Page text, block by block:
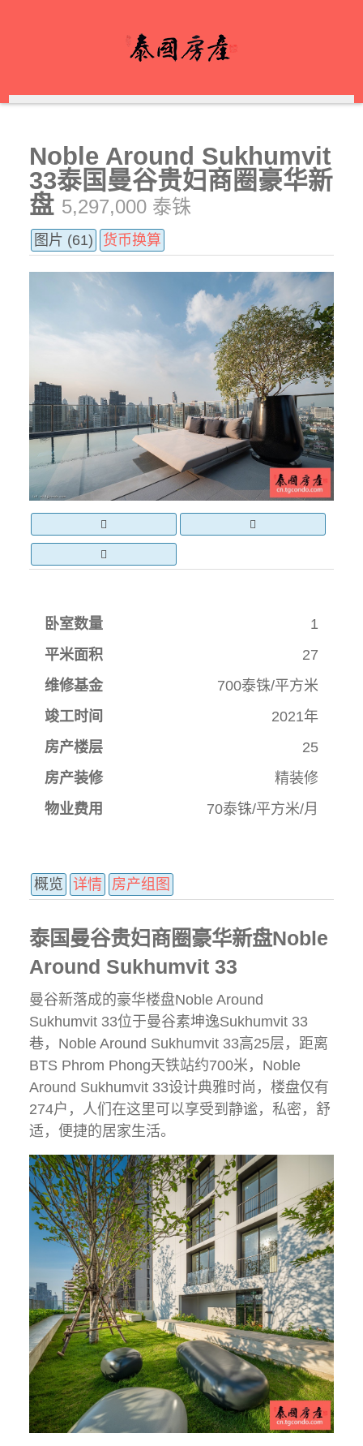
Noble Around Sukhumvit
33泰国曼谷贵妇商圈豪华新
盘 5,297,000 泰铢
图片 (61) 货币换算
卧室数量
1
平米面积
27
维修基金
700泰铢/平方米
竣工时间
2021年
房产楼层
25
房产装修
精装修
物业费用
70泰铢/平方米/月
概览 详情 房产组图
泰国曼谷贵妇商圈豪华新盘Noble
Around Sukhumvit 33
曼谷新落成的豪华楼盘Noble Around
Sukhumvit 33位于曼谷素坤逸Sukhumvit 33
巷，Noble Around Sukhumvit 33高25层，距离
BTS Phrom Phong天铁站约700米，Noble
Around Sukhumvit 33设计典雅时尚，楼盘仅有
274户，人们在这里可以享受到静谧，私密，舒
适，便捷的居家生活。